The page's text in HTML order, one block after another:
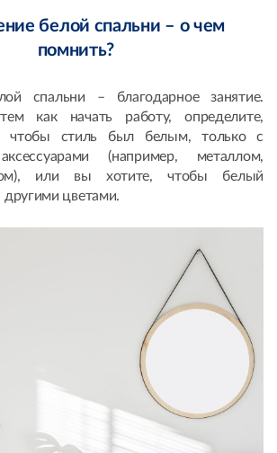
белой спальни – о чем
помнить?
спальни – благодарное занятие.
как начать работу, определите,
чтобы стиль был белым, только с
(например, металлом,
или вы хотите, чтобы белый
другими цветами.